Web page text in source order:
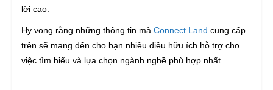
lời cao.
Hy vọng rằng những thông tin mà Connect Land cung cấp
trên sẽ mang đến cho bạn nhiều điều hữu ích hỗ trợ cho
việc tìm hiểu và lựa chọn ngành nghề phù hợp nhất.